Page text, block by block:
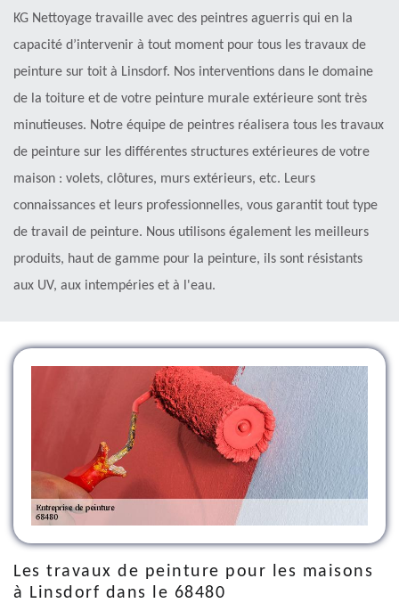
KG Nettoyage travaille avec des peintres aguerris qui en la
capacité d’intervenir à tout moment pour tous les travaux de
peinture sur toit à Linsdorf. Nos interventions dans le domaine
de la toiture et de votre peinture murale extérieure sont très
minutieuses. Notre équipe de peintres réalisera tous les travaux
de peinture sur les différentes structures extérieures de votre
maison : volets, clôtures, murs extérieurs, etc. Leurs
connaissances et leurs professionnelles, vous garantit tout type
de travail de peinture. Nous utilisons également les meilleurs
produits, haut de gamme pour la peinture, ils sont résistants
aux UV, aux intempéries et à l'eau.
Les travaux de peinture pour les maisons
à Linsdorf dans le 68480